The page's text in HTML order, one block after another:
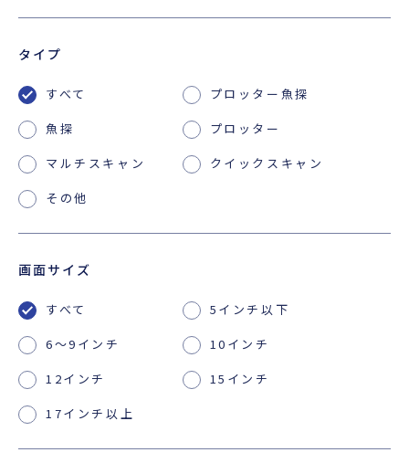
タイプ
すべて
プロッター魚探
魚探
プロッター
マルチスキャン
クイックスキャン
その他
画面サイズ
すべて
5インチ以下
6〜9インチ
10インチ
12インチ
15インチ
17インチ以上